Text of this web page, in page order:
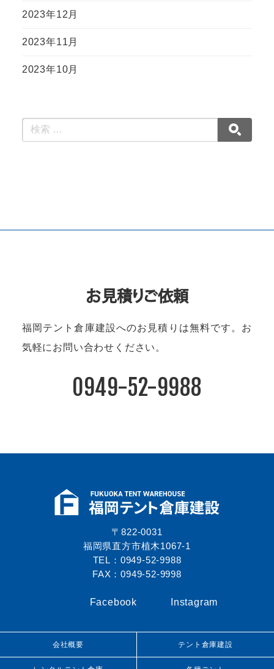
2023年12月
2023年11月
2023年10月
お見積りご依頼
福岡テント倉庫建設へのお見積りは無料です。 お
気軽にお問い合わせください。
0949-52-9988
〒822-0031
福岡県直方市植木1067-1
TEL：0949-52-9988
FAX：0949-52-9998
Facebook Instagram
会社概要 テント倉庫建設